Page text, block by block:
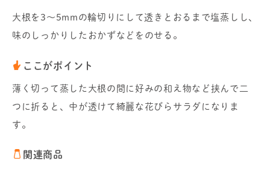
大根を3～5mmの輪切りにして透きとおるまで塩蒸しし、
味のしっかりしたおかずなどをのせる。
ここがポイント
薄く切って蒸した大根の間に好みの和え物など挟んで二
つに折ると、中が透けて綺麗な花びらサラダになりま
す。
関連商品